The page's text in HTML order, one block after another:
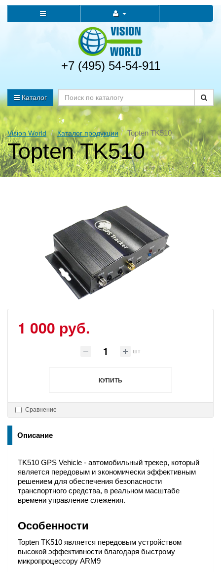
+7 (495) 54-54-911
Каталог
Vision World Каталог продукции Topten TK510
Topten TK510
1 000 руб.
шт
КУПИТЬ
Сравнение
Описание
TK510 GPS Vehicle - автомобильный трекер, который
является передовым и экономически эффективным
решением для обеспечения безопасности
транспортного средства, в реальном масштабе
времени управление слежения.
Особенности
Topten TK510 является передовым устройством
высокой эффективности благодаря быстрому
микропроцессору ARM9